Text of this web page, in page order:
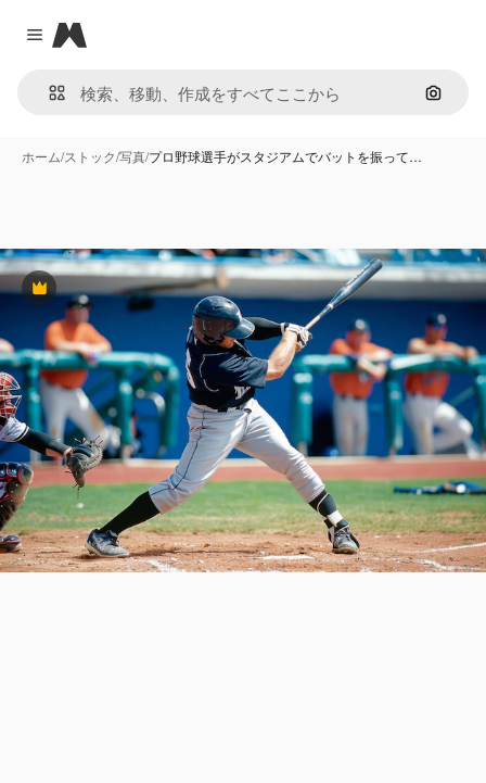
Close menu
Magnific
画像で
ホーム/ストック/写真/プロ野球選手がスタジアムでバットを振って…
Premium